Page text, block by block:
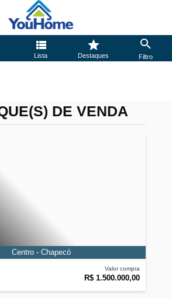
Lista Destaques Filtro
DE VENDA
Valor compra
R$ 1.500.000,00
Centro - Chapecó